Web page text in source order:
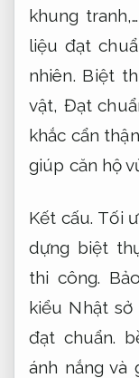
khung
liệu đạt
nhiên. Biệt
vật, Đạt
khắc cẩn
giúp căn hộ
Kết cấu. Tối
dựng biệt
thi công.
kiểu Nhật
đạt chuẩn.
ánh nắng và